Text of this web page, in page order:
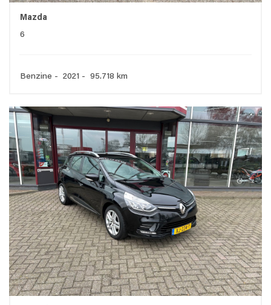
Mazda
6
Benzine - 2021 - 95.718 km